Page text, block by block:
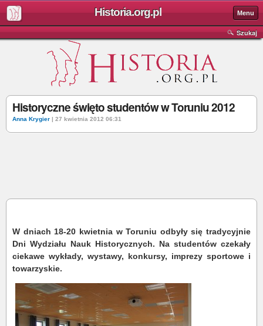
Historia.org.pl Menu
Szukaj
Historyczne święto studentów w Toruniu 2012
Anna Krygier | 27 kwietnia 2012 06:31
W dniach 18-20 kwietnia w Toruniu odbyły się tradycyjnie
Dni Wydziału Nauk Historycznych. Na studentów czekały
ciekawe wykłady, wystawy, konkursy, imprezy sportowe i
towarzyskie.